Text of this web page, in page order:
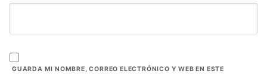
GUARDA MI NOMBRE, CORREO ELECTRÓNICO Y WEB EN ESTE